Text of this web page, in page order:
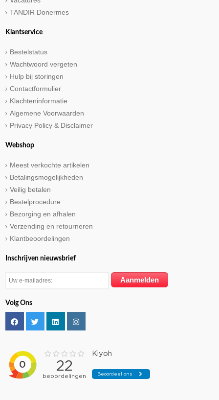
TANDIR Donermes
Klantservice
Bestelstatus
Wachtwoord vergeten
Hulp bij storingen
Contactformulier
Klachteninformatie
Algemene Voorwaarden
Privacy Policy & Disclaimer
Webshop
Meest verkochte artikelen
Betalingsmogelijkheden
Veilig betalen
Bestelprocedure
Bezorging en afhalen
Verzending en retourneren
Klantbeoordelingen
Inschrijven nieuwsbrief
Volg Ons